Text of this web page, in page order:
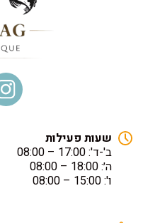
שעות פעילות
ב'-ד': 17:00 – 08:00
ה׳: 18:00 – 08:00
ו': 15:00 – 08:00